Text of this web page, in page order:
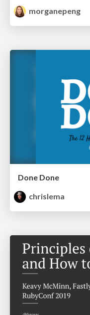
morganepeng
Done Done
chrislema